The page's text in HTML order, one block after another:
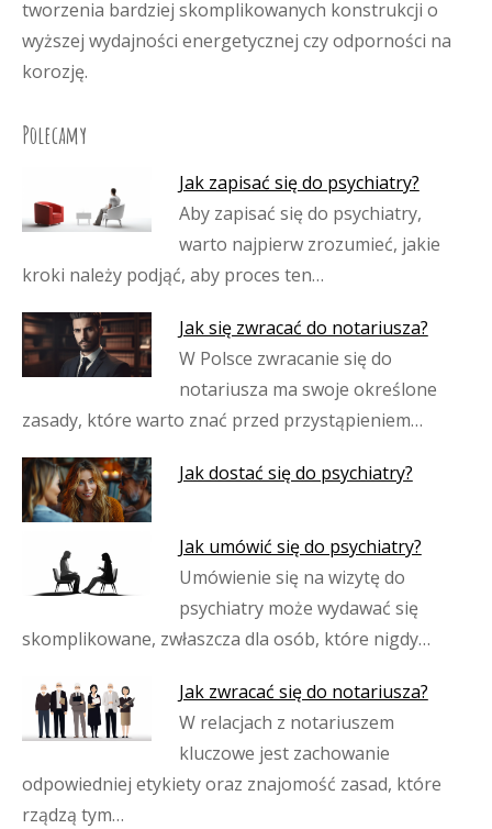
tworzenia bardziej skomplikowanych konstrukcji o
wyższej wydajności energetycznej czy odporności na
korozję.
Polecamy
Jak zapisać się do psychiatry?
Aby zapisać się do psychiatry,
warto najpierw zrozumieć, jakie
kroki należy podjąć, aby proces ten…
Jak się zwracać do notariusza?
W Polsce zwracanie się do
notariusza ma swoje określone
zasady, które warto znać przed przystąpieniem…
Jak dostać się do psychiatry?
Jak umówić się do psychiatry?
Umówienie się na wizytę do
psychiatry może wydawać się
skomplikowane, zwłaszcza dla osób, które nigdy…
Jak zwracać się do notariusza?
W relacjach z notariuszem
kluczowe jest zachowanie
odpowiedniej etykiety oraz znajomość zasad, które
rządzą tym…